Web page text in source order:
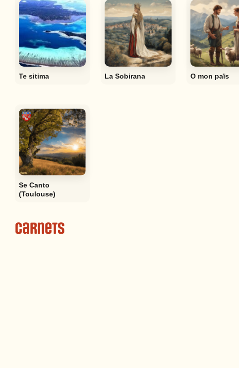
Te sitima La Sobirana O mon païs
Se Canto
(Toulouse)
Carnets